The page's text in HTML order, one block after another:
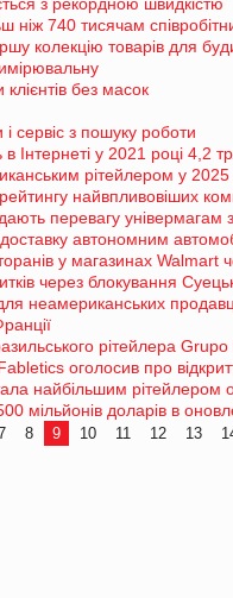
740 тисячам
колекцію товарів для
без масок
сервіс з пошуку роботи
Інтернеті у 2021 році 4,2
рітейлером у 2025
найвпливовіших
перевагу універмагам
автономним
у магазинах Walmart
через блокування
неамериканських
рітейлера
оголосив про
найбільшим рітейлером
мільйонів доларів в
8 9 10 11 12 13